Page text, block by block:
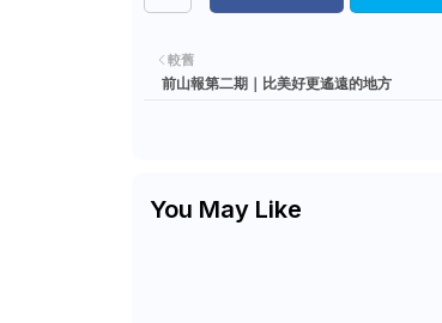
較舊
前山報第二期｜比美好更遙遠的地方
You May Like